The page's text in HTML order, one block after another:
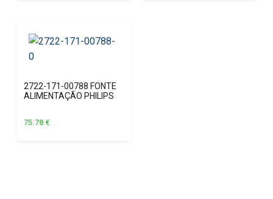
2722-171-00788 FONTE
ALIMENTAÇÃO PHILIPS
75.78 €